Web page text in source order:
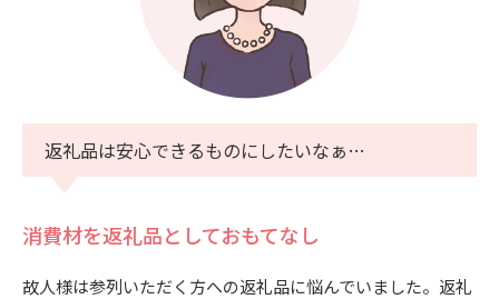
返礼品は安心できるものにしたいなぁ…
消費材を返礼品としておもてなし
故人様は参列いただく方への返礼品に悩んでいました。返礼